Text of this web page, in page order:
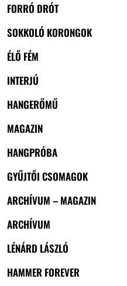
FORRÓ DRÓT
SOKKOLÓ KORONGOK
ÉLŐ FÉM
INTERJÚ
HANGERŐMŰ
MAGAZIN
HANGPRÓBA
GYŰJTŐI CSOMAGOK
ARCHÍVUM – MAGAZIN
ARCHÍVUM
LÉNÁRD LÁSZLÓ
HAMMER FOREVER